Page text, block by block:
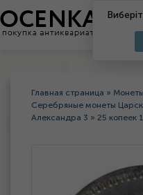
Главная страница » Монеты
Серебряные монеты
Александра 3 » 25 копеек